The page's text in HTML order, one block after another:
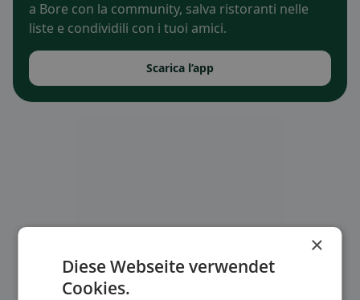
a Bore con la community, salva ristoranti nelle
liste e condividili con i tuoi amici.
Scarica l’app
×
Diese Webseite verwendet
Cookies.